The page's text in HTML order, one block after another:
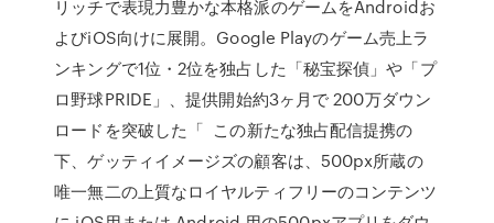
リッチで表現力豊かな本格派のゲームをAndroidお
よびiOS向けに展開。Google Playのゲーム売上ラ
ンキングで1位・2位を独占した「秘宝探偵」や「プ
ロ野球PRIDE」、提供開始約3ヶ月で 200万ダウン
ロードを突破した「 この新たな独占配信提携の
下、ゲッティイメージズの顧客は、500px所蔵の
唯一無二の上質なロイヤルティフリーのコンテンツ